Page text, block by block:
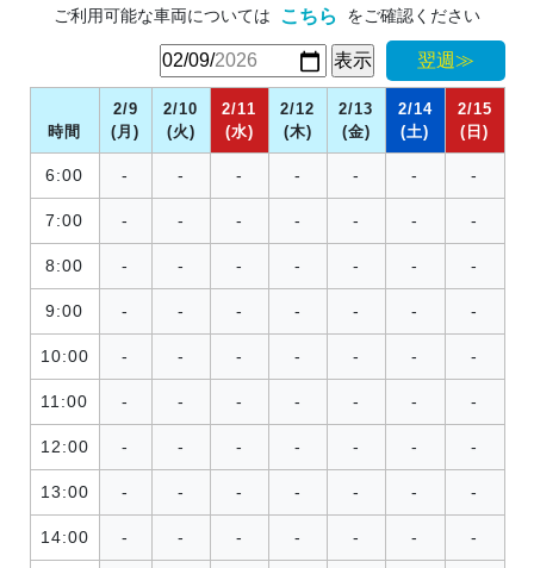
ご利用可能な車両については
こちら をご確認ください
翌週≫
時間
2/9
(月)
2/10
(火)
2/11
(水)
2/12
(木)
2/13
(金)
2/14
(土)
2/15
(日)
6:00 - - - - - - -
7:00 - - - - - - -
8:00 - - - - - - -
9:00 - - - - - - -
10:00 - - - - - - -
11:00 - - - - - - -
12:00 - - - - - - -
13:00 - - - - - - -
14:00 - - - - - - -